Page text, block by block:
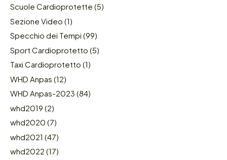
Scuole Cardioprotette (5)
Sezione Video (1)
Specchio dei Tempi (99)
Sport Cardioprotetto (5)
Taxi Cardioprotetto (1)
WHD Anpas (12)
WHD Anpas-2023 (84)
whd2019 (2)
whd2020 (7)
whd2021 (47)
whd2022 (17)